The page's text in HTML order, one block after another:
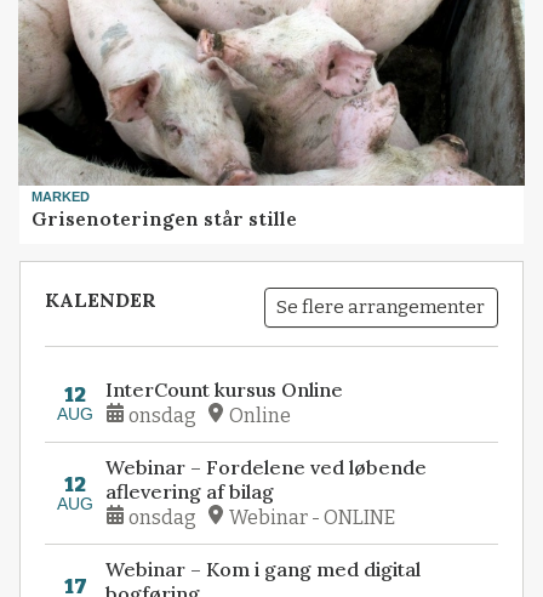
MARKED
Grisenoteringen står stille
KALENDER Se flere arrangementer
12
AUG
InterCount kursus Online
onsdag Online
12
AUG
Webinar – Fordelene ved løbende
aflevering af bilag
onsdag Webinar - ONLINE
17
Webinar – Kom i gang med digital